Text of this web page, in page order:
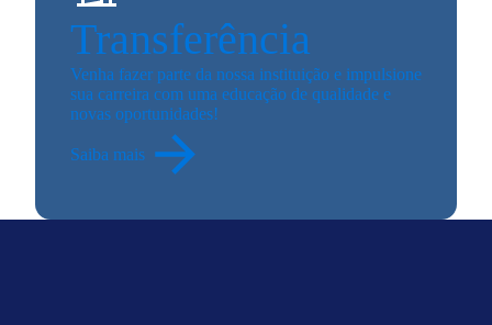
Transferência
Venha fazer parte da nossa instituição e impulsione
sua carreira com uma educação de qualidade e
novas oportunidades!
Saiba mais